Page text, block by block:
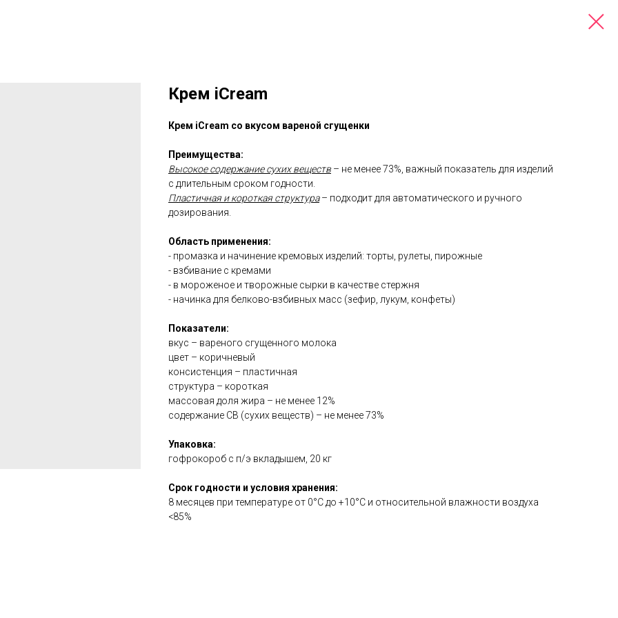
Крем iCream
Крем iCream со вкусом вареной сгущенки
Преимущества:
Высокое содержание сухих веществ – не менее 73%, важный показатель для изделий
с длительным сроком годности.
Пластичная и короткая структура – подходит для автоматического и ручного
дозирования.
Область применения:
- промазка и начинение кремовых изделий: торты, рулеты, пирожные
- взбивание с кремами
- в мороженое и творожные сырки в качестве стержня
- начинка для белково-взбивных масс (зефир, лукум, конфеты)
Показатели:
вкус – вареного сгущенного молока
цвет – коричневый
консистенция – пластичная
структура – короткая
массовая доля жира – не менее 12%
содержание СВ (сухих веществ) – не менее 73%
Упаковка:
гофрокороб с п/э вкладышем, 20 кг
Срок годности и условия хранения:
8 месяцев при температуре от 0°С до +10°С и относительной влажности воздуха
<85%